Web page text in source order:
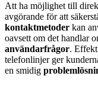
Att ha möjlighet till
avgörande för att
kontaktmetoder kan
oavsett om det handlar
användarfrågor.
telefonlinjer ger
en smidig